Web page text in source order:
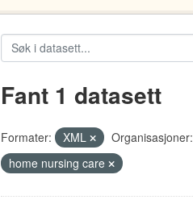
Fant 1 datasett
Formater: XML Organisasjoner:
home nursing care